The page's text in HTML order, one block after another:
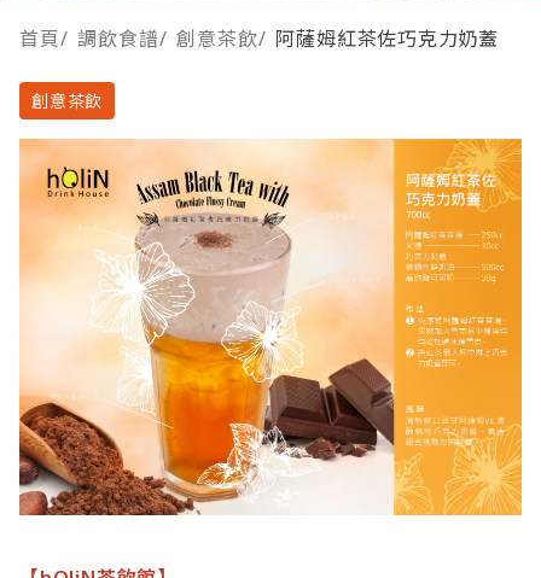
首頁/ 調飲食譜/ 創意茶飲/ 阿薩姆紅茶佐巧克力奶蓋
創意茶飲